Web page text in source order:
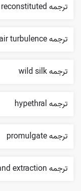
ترجمه reconstituted
ترجمه clear-air turbulence
ترجمه wild silk
ترجمه hypethral
ترجمه promulgate
ترجمه dilation and extraction